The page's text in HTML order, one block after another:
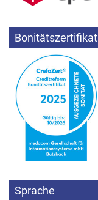
Bonitätszertifikat
Sprache